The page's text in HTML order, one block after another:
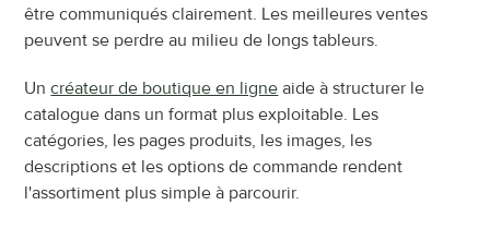
être communiqués clairement. Les meilleures ventes
peuvent se perdre au milieu de longs tableurs.
Un créateur de boutique en ligne aide à structurer le
catalogue dans un format plus exploitable. Les
catégories, les pages produits, les images, les
descriptions et les options de commande rendent
l'assortiment plus simple à parcourir.